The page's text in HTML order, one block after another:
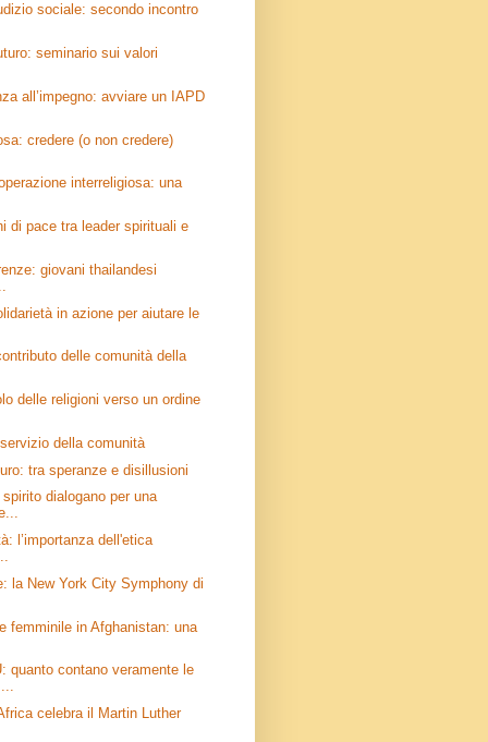
sociale: secondo incontro
seminario sui valori
all’impegno: avviare un IAPD
credere (o non credere)
interreligiosa: una
di pace tra leader spirituali e
giovani thailandesi
in azione per aiutare le
delle comunità della
delle religioni verso un ordine
della comunità
tra speranze e disillusioni
dialogano per una
l’importanza dell'etica
la New York City Symphony di
femminile in Afghanistan: una
quanto contano veramente le
celebra il Martin Luther